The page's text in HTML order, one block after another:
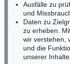
Fax: +49 (0)62
Nico Kassel,
Tel.: +49 (0)89
Ausfälle zu
und
Daten zu
zu erheben.
wir verstehen,
und die
unserer